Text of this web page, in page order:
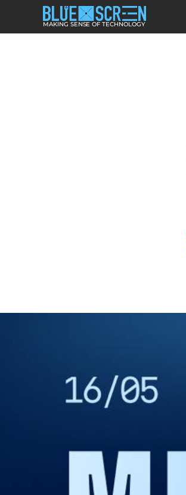
MAKING SENSE OF TECHNOLOGY